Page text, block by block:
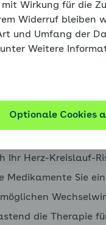
regelmäßig
Werte sollte der
auf die erste
sind,
Ihr Herz-Kreislauf-
Medikamente Sie
die Therapie
- eine Einführung
hat viele
Blutdruckmessung
Wirkung für die
Widerruf bleiben
und Umfang der
Weitere
Optionale Cookies